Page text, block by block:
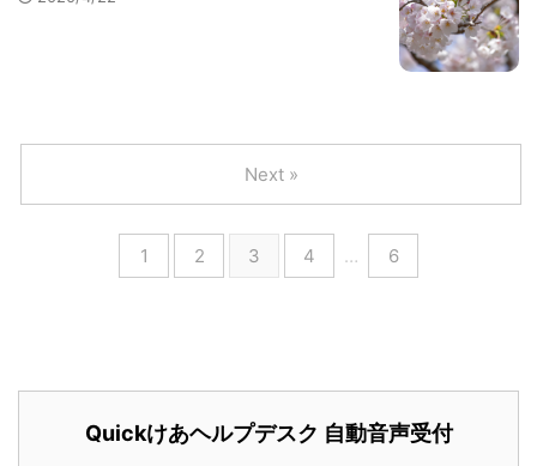
1 2 3 4 … 6
Next »
Quickけあヘルプデスク 自動音声受付